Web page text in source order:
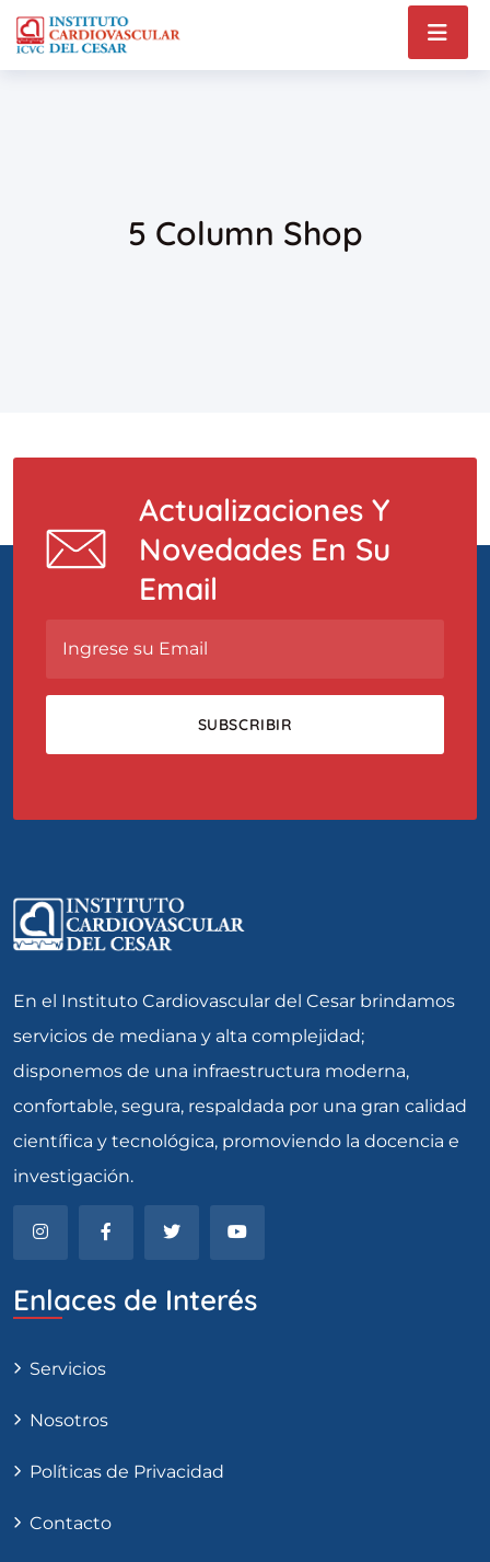
5 Column Shop
Actualizaciones Y
Novedades En Su
Email
En el Instituto Cardiovascular del Cesar brindamos
servicios de mediana y alta complejidad;
disponemos de una infraestructura moderna,
confortable, segura, respaldada por una gran calidad
científica y tecnológica, promoviendo la docencia e
investigación.
Enlaces de Interés
Servicios
Nosotros
Políticas de Privacidad
Contacto